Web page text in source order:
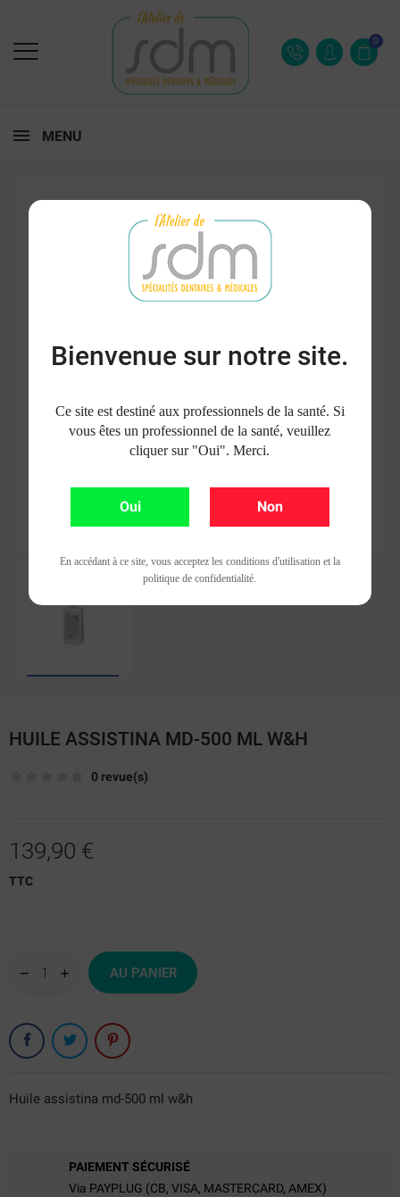
Bienvenue sur notre site.
Ce site est destiné aux professionnels de la santé. Si
vous êtes un professionnel de la santé, veuillez
cliquer sur "Oui". Merci.
Oui Non
En accédant à ce site, vous acceptez les conditions d'utilisation et la
politique de confidentialité.
0
MENU
HUILE ASSISTINA MD-500 ML W&H
0 revue(s)
139,90 €
TTC
AU PANIER
Huile assistina md-500 ml w&h
PAIEMENT SÉCURISÉ
Via PAYPLUG (CB, VISA, MASTERCARD, AMEX)